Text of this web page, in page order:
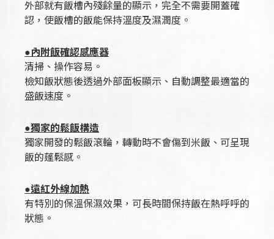
外部就有飯槽內殘餘量的顯示，完全不需要開蓋確
認，使飯槽的飯能保持溫度及濕潤度。
●內附飯確認感應器
清掃、操作容易。
檢知飯狀態後透過外部面板顯示、自動調整最適當的
盛飯速度。
●獨家的鬆飯構造
獨家開發的鬆飯滾輪，轉動時不會傷到米飯、可呈現
飯的蓬鬆感。
●遠紅外線加熱
有特別的保溫保濕效果，可長時間保持飯在熱呼呼的
狀態。